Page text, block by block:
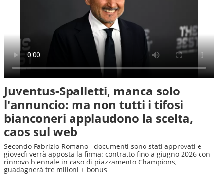
Juventus-Spalletti, manca solo
l'annuncio: ma non tutti i tifosi
bianconeri applaudono la scelta,
caos sul web
Secondo Fabrizio Romano i documenti sono stati approvati e
giovedì verrà apposta la firma: contratto fino a giugno 2026 con
rinnovo biennale in caso di piazzamento Champions,
guadagnerà tre milioni + bonus